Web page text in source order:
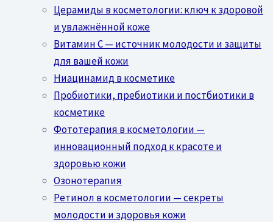
Церамиды в косметологии: ключ к здоровой
и увлажнённой коже
Витамин C — источник молодости и защиты
для вашей кожи
Ниацинамид в косметике
Пробиотики, пребиотики и постбиотики в
косметике
Фототерапия в косметологии —
инновационный подход к красоте и
здоровью кожи
Озонотерапия
Ретинол в косметологии — секреты
молодости и здоровья кожи